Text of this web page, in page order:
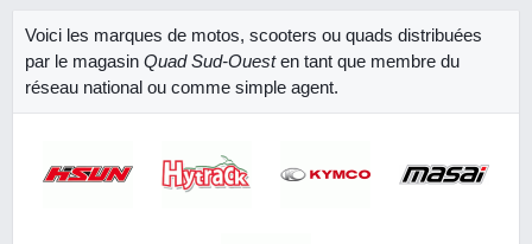
Voici les marques de motos, scooters ou quads distribuées
par le magasin Quad Sud-Ouesten tant que membre du
réseau national ou comme simple agent.